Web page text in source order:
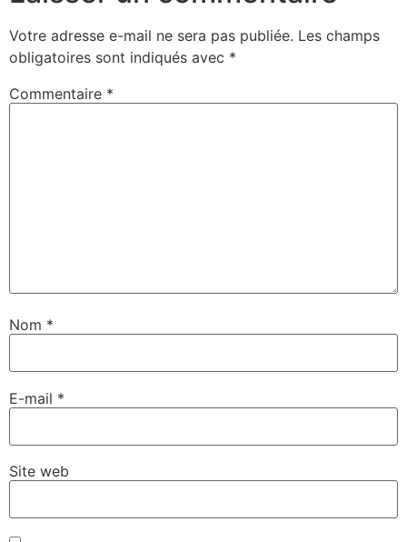
Votre adresse e-mail ne sera pas publiée. Les champs
obligatoires sont indiqués avec *
Commentaire *
Nom *
E-mail *
Site web